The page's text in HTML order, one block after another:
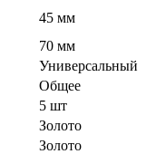
45 мм
70 мм
Универсальный
Общее
5 шт
Золото
Золото